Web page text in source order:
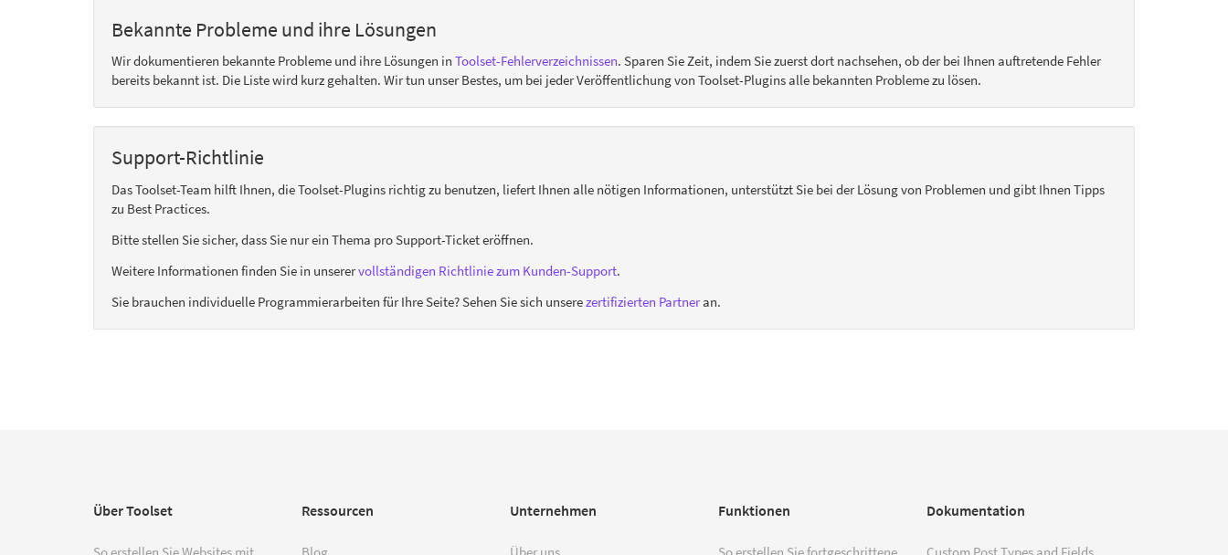
Bekannte Probleme und ihre Lösungen
Wir dokumentieren bekannte Probleme und ihre Lösungen in Toolset-Fehlerverzeichnissen. Sparen Sie Zeit, indem Sie zuerst dort nachsehen, ob der bei Ihnen auftretende Fehler
bereits bekannt ist. Die Liste wird kurz gehalten. Wir tun unser Bestes, um bei jeder Veröffentlichung von Toolset-Plugins alle bekannten Probleme zu lösen.
Support-Richtlinie
Das Toolset-Team hilft Ihnen, die Toolset-Plugins richtig zu benutzen, liefert Ihnen alle nötigen Informationen, unterstützt Sie bei der Lösung von Problemen und gibt Ihnen Tipps
zu Best Practices.
Bitte stellen Sie sicher, dass Sie nur ein Thema pro Support-Ticket eröffnen.
Weitere Informationen finden Sie in unserervollständigen Richtlinie zum Kunden-Support.
Sie brauchen individuelle Programmierarbeiten für Ihre Seite? Sehen Sie sich unserezertifizierten Partneran.
Über Toolset
So erstellen Sie Websites mit
Ressourcen
Blog
Unternehmen
Über uns
Funktionen
So erstellen Sie fortgeschrittene
Dokumentation
Custom Post Types and Fields